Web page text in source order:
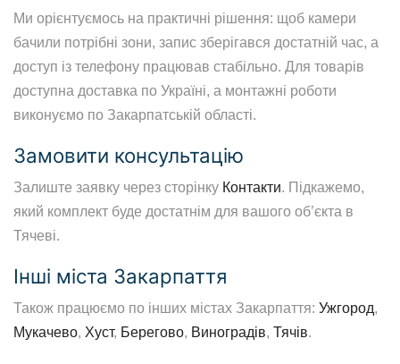
Ми орієнтуємось на практичні рішення: щоб камери
бачили потрібні зони, запис зберігався достатній час, а
доступ із телефону працював стабільно. Для товарів
доступна доставка по Україні, а монтажні роботи
виконуємо по Закарпатській області.
Замовити консультацію
Залиште заявку через сторінку Контакти. Підкажемо,
який комплект буде достатнім для вашого об’єкта в
Тячеві.
Інші міста Закарпаття
Також працюємо по інших містах Закарпаття: Ужгород,
Мукачево, Хуст, Берегово, Виноградів, Тячів.